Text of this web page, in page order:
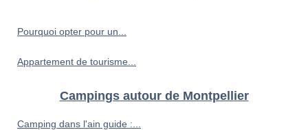
Pourquoi opter pour un...
Appartement de tourisme...
Campings autour de Montpellier
Camping dans l'ain guide :...